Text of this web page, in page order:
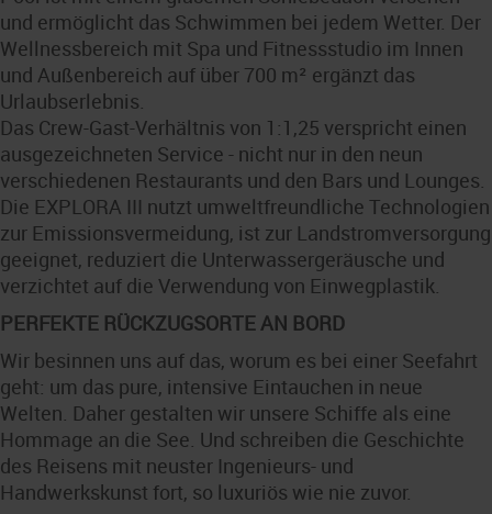
und ermöglicht das Schwimmen bei jedem Wetter. Der
Wellnessbereich mit Spa und Fitnessstudio im Innen
und Außenbereich auf über 700 m² ergänzt das
Urlaubserlebnis.
Das Crew-Gast-Verhältnis von 1:1,25 verspricht einen
ausgezeichneten Service - nicht nur in den neun
verschiedenen Restaurants und den Bars und Lounges.
Die EXPLORA III nutzt umweltfreundliche Technologien
zur Emissionsvermeidung, ist zur Landstromversorgung
geeignet, reduziert die Unterwassergeräusche und
verzichtet auf die Verwendung von Einwegplastik.
PERFEKTE RÜCKZUGSORTE AN BORD
Wir besinnen uns auf das, worum es bei einer Seefahrt
geht: um das pure, intensive Eintauchen in neue
Welten. Daher gestalten wir unsere Schiffe als eine
Hommage an die See. Und schreiben die Geschichte
des Reisens mit neuster Ingenieurs- und
Handwerkskunst fort, so luxuriös wie nie zuvor.